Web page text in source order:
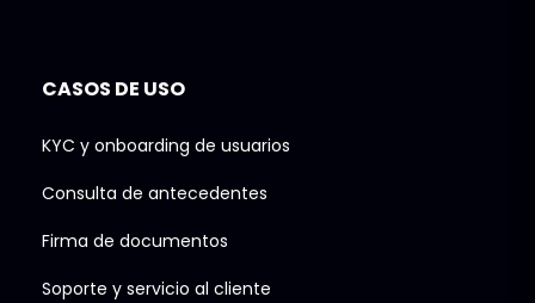
CASOS DE USO
KYC y onboarding de usuarios
Consulta de antecedentes
Firma de documentos
Soporte y servicio al cliente